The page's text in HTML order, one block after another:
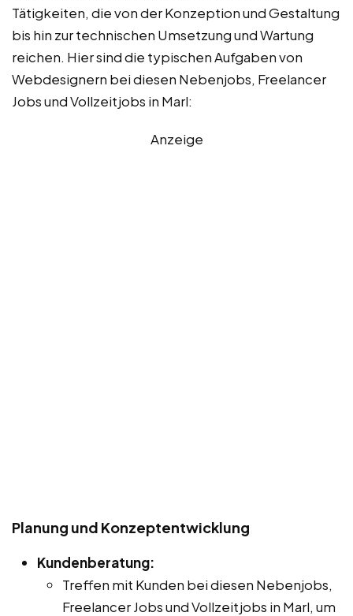
Tätigkeiten, die von der Konzeption und Gestaltung
bis hin zur technischen Umsetzung und Wartung
reichen. Hier sind die typischen Aufgaben von
Webdesignern bei diesen Nebenjobs, Freelancer
Jobs und Vollzeitjobs in Marl:
Anzeige
Planung und Konzeptentwicklung
Kundenberatung:
Treffen mit Kunden bei diesen Nebenjobs,
Freelancer Jobs und Vollzeitjobs in Marl, um